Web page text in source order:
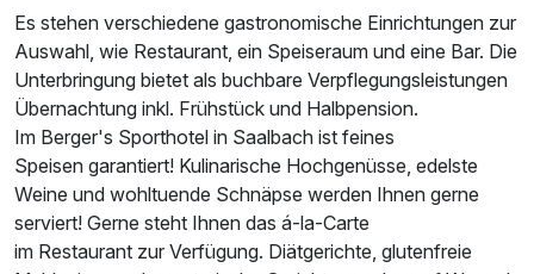
Ausstattung
Es stehen verschiedene gastronomische Einrichtungen zur
Auswahl, wie Restaurant, ein Speiseraum und eine Bar. Die
Unterbringung bietet als buchbare Verpflegungsleistungen
Übernachtung inkl. Frühstück und Halbpension.
Im Berger's Sporthotel in Saalbach ist feines
Speisen garantiert! Kulinarische Hochgenüsse, edelste
Weine und wohltuende Schnäpse werden Ihnen gerne
serviert! Gerne steht Ihnen das á-la-Carte
im Restaurant zur Verfügung. Diätgerichte, glutenfreie